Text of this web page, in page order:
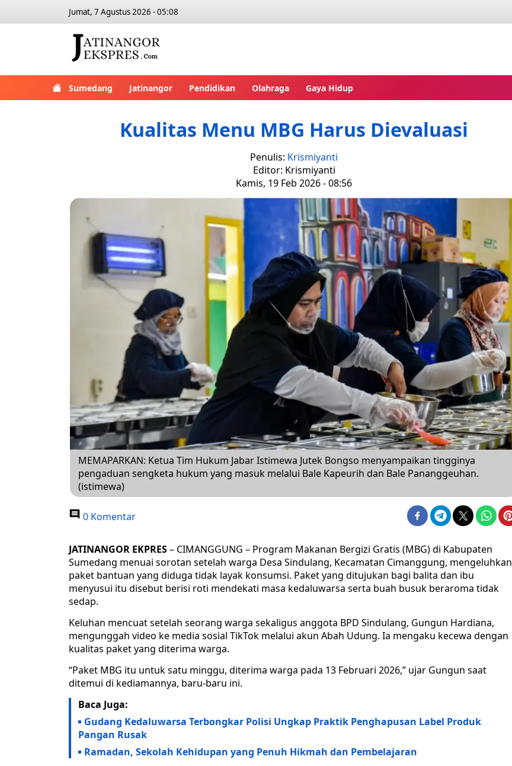
Jumat, 7 Agustus 2026 - 05:08
Sumedang Jatinangor Pendidikan Olahraga Gaya Hidup
Kualitas Menu MBG Harus Dievaluasi
Penulis: Krismiyanti
Editor: Krismiyanti
Kamis, 19 Feb 2026 - 08:56
MEMAPARKAN: Ketua Tim Hukum Jabar Istimewa Jutek Bongso menyampaikan tingginya
pengaduan sengketa hukum yang masuk melalui Bale Kapeurih dan Bale Pananggeuhan.
(istimewa)
0 Komentar
JATINANGOR EKPRES– CIMANGGUNG – Program Makanan Bergizi Gratis (MBG) di Kabupaten
Sumedang menuai sorotan setelah warga Desa Sindulang, Kecamatan Cimanggung, mengeluhkan
paket bantuan yang diduga tidak layak konsumsi. Paket yang ditujukan bagi balita dan ibu
menyusui itu disebut berisi roti mendekati masa kedaluwarsa serta buah busuk beraroma tidak
sedap.
Keluhan mencuat setelah seorang warga sekaligus anggota BPD Sindulang, Gungun Hardiana,
mengunggah video ke media sosial TikTok melalui akun Abah Udung. Ia mengaku kecewa dengan
kualitas paket yang diterima warga.
“Paket MBG itu untuk satu minggu, diterima warga pada 13 Februari 2026,” ujar Gungun saat
ditemui di kediamannya, baru-baru ini.
Baca Juga:
Gudang Kedaluwarsa Terbongkar Polisi Ungkap Praktik Penghapusan Label Produk
Pangan Rusak
Ramadan, Sekolah Kehidupan yang Penuh Hikmah dan Pembelajaran